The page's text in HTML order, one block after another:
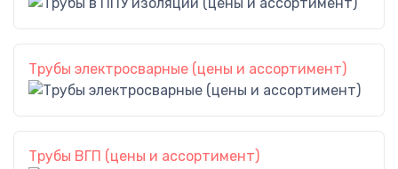
Трубы электросварные (цены и ассортимент)
Трубы ВГП (цены и ассортимент)